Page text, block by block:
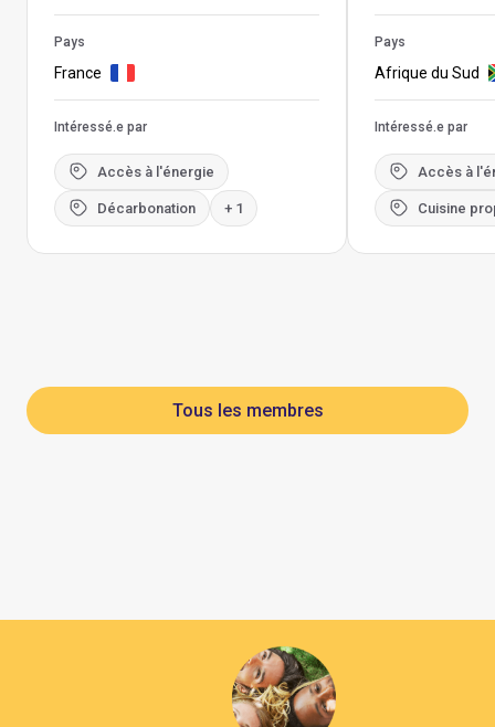
Pays
France
Intéressé.e par
Accès à l'énergie
Décarbonation + 1
Pays
Afrique du Sud
Intéressé.e par
Accès à
Cuisine
Tous les membres